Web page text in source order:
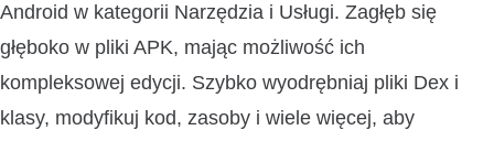
Android w kategorii Narzędzia i Usługi. Zagłęb się
głęboko w pliki APK, mając możliwość ich
kompleksowej edycji. Szybko wyodrębniaj pliki Dex i
klasy, modyfikuj kod, zasoby i wiele więcej, aby